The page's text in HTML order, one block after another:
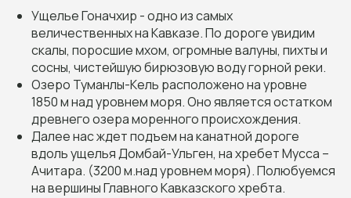
Ущелье Гоначхир - одно из самых
величественных на Кавказе. По дороге увидим
скалы, поросшие мхом, огромные валуны, пихты и
сосны, чистейшую бирюзовую воду горной реки.
Озеро Туманлы-Кель расположено на уровне
1850 м над уровнем моря. Оно является остатком
древнего озера моренного происхождения.
Далее нас ждет подъем на канатной дороге
вдоль ущелья Домбай-Ульген, на хребет Мусса –
Ачитара. (3200 м.над уровнем моря). Полюбуемся
на вершины Главного Кавказского хребта.